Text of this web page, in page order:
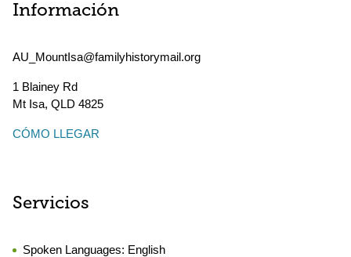
Información
AU_MountIsa@familyhistorymail.org
1 Blainey Rd
Mt Isa, QLD 4825
CÓMO LLEGAR
Servicios
Spoken Languages: English